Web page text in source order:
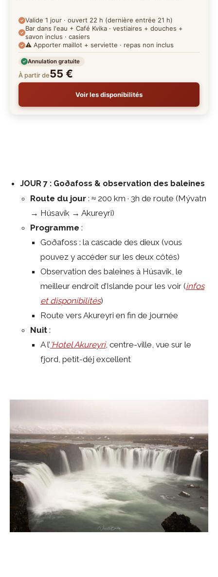
Valide 1 jour · ouvert 22 h (dernière entrée 21 h)
Bar dans l'eau + Café Kvika · vestiaires + douches +
savon inclus · casiers
⚠️ Apporter maillot + serviette · repas non inclus
Annulation gratuite
À partir de55 €
Voir les disponibilités
JOUR 7 : Goðafoss & observation des baleines
Route du jour : ≈ 200 km · 3h de route (Mývatn
→ Húsavík → Akureyri)
Programme :
Goðafoss : la cascade des dieux (vous
pouvez y accéder sur les deux côtés)
Observation des baleines à Húsavík, le
meilleur endroit d’Islande pour les voir (infos
et disponibilités)
Route vers Akureyri en fin de journée
Nuit :
A l’ ‘Hotel Akureyri, centre-ville, vue sur le
fjord, petit-déj excellent